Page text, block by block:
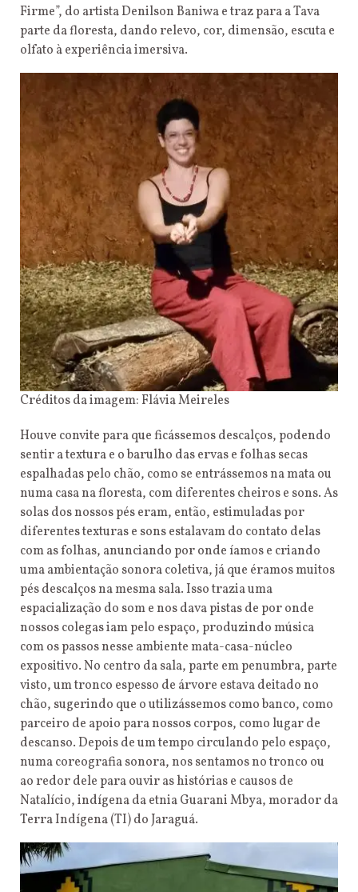
Firme”, do artista Denilson Baniwa e traz para a Tava
parte da floresta, dando relevo, cor, dimensão, escuta e
olfato à experiência imersiva.
Créditos da imagem: Flávia Meireles
Houve convite para que ficássemos descalços, podendo
sentir a textura e o barulho das ervas e folhas secas
espalhadas pelo chão, como se entrássemos na mata ou
numa casa na floresta, com diferentes cheiros e sons. As
solas dos nossos pés eram, então, estimuladas por
diferentes texturas e sons estalavam do contato delas
com as folhas, anunciando por onde íamos e criando
uma ambientação sonora coletiva, já que éramos muitos
pés descalços na mesma sala. Isso trazia uma
espacialização do som e nos dava pistas de por onde
nossos colegas iam pelo espaço, produzindo música
com os passos nesse ambiente mata-casa-núcleo
expositivo. No centro da sala, parte em penumbra, parte
visto, um tronco espesso de árvore estava deitado no
chão, sugerindo que o utilizássemos como banco, como
parceiro de apoio para nossos corpos, como lugar de
descanso. Depois de um tempo circulando pelo espaço,
numa coreografia sonora, nos sentamos no tronco ou
ao redor dele para ouvir as histórias e causos de
Natalício, indígena da etnia Guarani Mbya, morador da
Terra Indígena (TI) do Jaraguá.